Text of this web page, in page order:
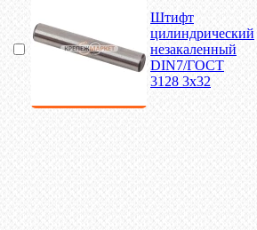
Штифт
цилиндрический
незакаленный
DIN7/ГОСТ
3128 3х32